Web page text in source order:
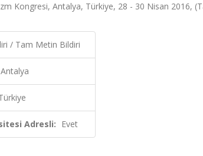
Kongresi, Antalya, Türkiye, 28 - 30 Nisan 2016,
/ Tam Metin Bildiri
Antalya
Adresli: Evet